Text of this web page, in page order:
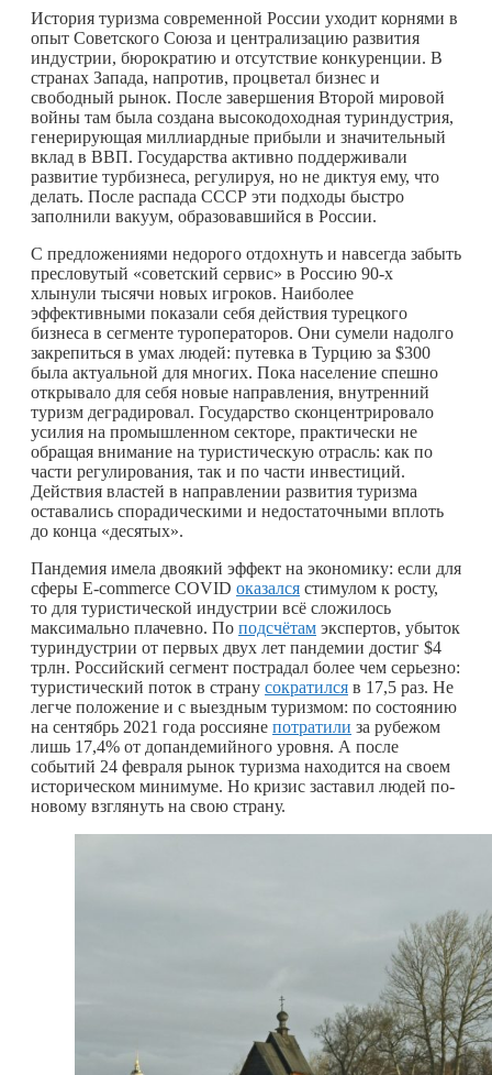
История туризма современной России уходит корнями в
опыт Советского Союза и централизацию развития
индустрии, бюрократию и отсутствие конкуренции. В
странах Запада, напротив, процветал бизнес и
свободный рынок. После завершения Второй мировой
войны там была создана высокодоходная туриндустрия,
генерирующая миллиардные прибыли и значительный
вклад в ВВП. Государства активно поддерживали
развитие турбизнеса, регулируя, но не диктуя ему, что
делать. После распада СССР эти подходы быстро
заполнили вакуум, образовавшийся в России.
С предложениями недорого отдохнуть и навсегда забыть
пресловутый «советский сервис» в Россию 90-х
хлынули тысячи новых игроков. Наиболее
эффективными показали себя действия турецкого
бизнеса в сегменте туроператоров. Они сумели надолго
закрепиться в умах людей: путевка в Турцию за $300
была актуальной для многих. Пока население спешно
открывало для себя новые направления, внутренний
туризм деградировал. Государство сконцентрировало
усилия на промышленном секторе, практически не
обращая внимание на туристическую отрасль: как по
части регулирования, так и по части инвестиций.
Действия властей в направлении развития туризма
оставались спорадическими и недостаточными вплоть
до конца «десятых».
Пандемия имела двоякий эффект на экономику: если для
сферы E-commerce COVID оказался стимулом к росту,
то для туристической индустрии всё сложилось
максимально плачевно. По подсчётам экспертов, убыток
туриндустрии от первых двух лет пандемии достиг $4
трлн. Российский сегмент пострадал более чем серьезно:
туристический поток в страну сократился в 17,5 раз. Не
легче положение и с выездным туризмом: по состоянию
на сентябрь 2021 года россияне потратили за рубежом
лишь 17,4% от допандемийного уровня. А после
событий 24 февраля рынок туризма находится на своем
историческом минимуме. Но кризис заставил людей по-
новому взглянуть на свою страну.